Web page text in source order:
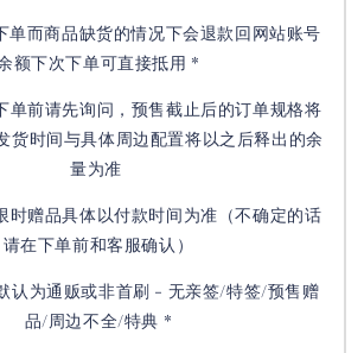
单而商品缺货的情况下会退款回网站账号
额下次下单可直接抵用 *
单前请先询问，预售截止后的订单规格将
货时间与具体周边配置将以之后释出的余
量为准
时赠品具体以付款时间为准（不确定的话
请在下单前和客服确认）
认为通贩或非首刷 - 无亲签/特签/预售赠
品/周边不全/特典 *